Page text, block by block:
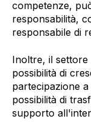
competenze,
responsabilità,
responsabile di
Inoltre, il settore
possibilità di
partecipazione
possibilità di
supporto